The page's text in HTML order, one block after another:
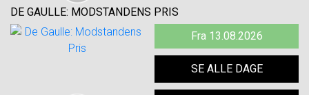
DE GAULLE: MODSTANDENS PRIS
Fra 13.08.2026
SE ALLE DAGE